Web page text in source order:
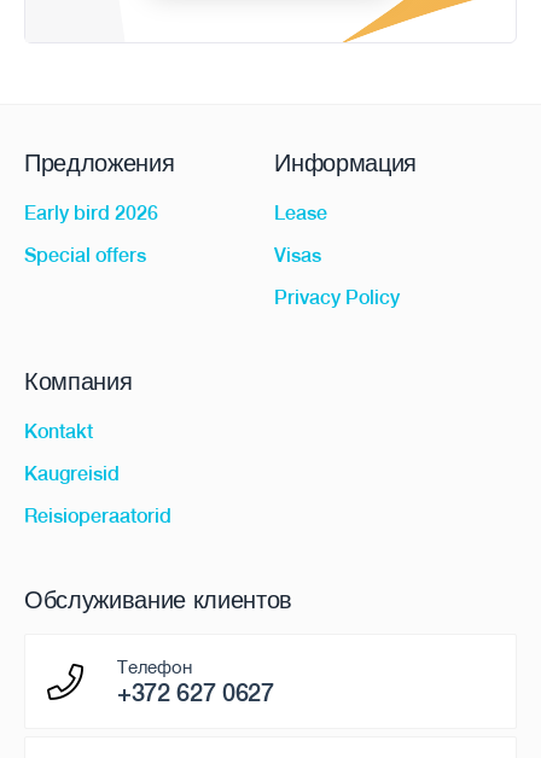
Предложения
Early bird 2026
Special offers
Информация
Lease
Visas
Privacy Policy
Компания
Kontakt
Kaugreisid
Reisioperaatorid
Обслуживание клиентов
Телефон
+372 627 0627